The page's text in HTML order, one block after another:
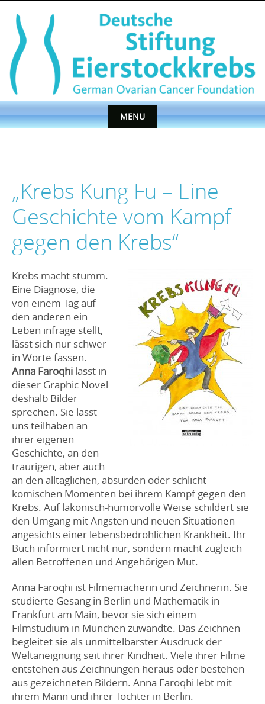
content
MENU
„Krebs Kung Fu – Eine
Geschichte vom Kampf
gegen den Krebs“
Krebs macht stumm.
Eine Diagnose, die
von einem Tag auf
den anderen ein
Leben infrage stellt,
lässt sich nur schwer
in Worte fassen.
Anna Faroqhi lässt in
dieser Graphic Novel
deshalb Bilder
sprechen. Sie lässt
uns teilhaben an
ihrer eigenen
Geschichte, an den
traurigen, aber auch
an den alltäglichen, absurden oder schlicht
komischen Momenten bei ihrem Kampf gegen den
Krebs. Auf lakonisch-humorvolle Weise schildert sie
den Umgang mit Ängsten und neuen Situationen
angesichts einer lebensbedrohlichen Krankheit. Ihr
Buch informiert nicht nur, sondern macht zugleich
allen Betroffenen und Angehörigen Mut.
Anna Faroqhi ist Filmemacherin und Zeichnerin. Sie
studierte Gesang in Berlin und Mathematik in
Frankfurt am Main, bevor sie sich einem
Filmstudium in München zuwandte. Das Zeichnen
begleitet sie als unmittelbarster Ausdruck der
Weltaneignung seit ihrer Kindheit. Viele ihrer Filme
entstehen aus Zeichnungen heraus oder bestehen
aus gezeichneten Bildern. Anna Faroqhi lebt mit
ihrem Mann und ihrer Tochter in Berlin.